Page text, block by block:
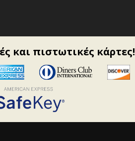
και πιστωτικές κάρτες!